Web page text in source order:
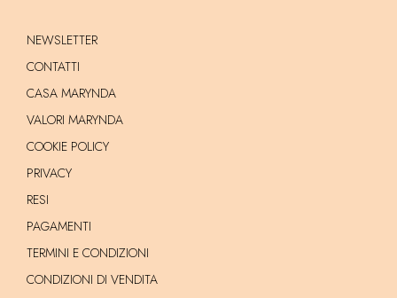
NEWSLETTER
CONTATTI
CASA MARYNDA
VALORI MARYNDA
COOKIE POLICY
PRIVACY
RESI
PAGAMENTI
TERMINI E CONDIZIONI
CONDIZIONI DI VENDITA